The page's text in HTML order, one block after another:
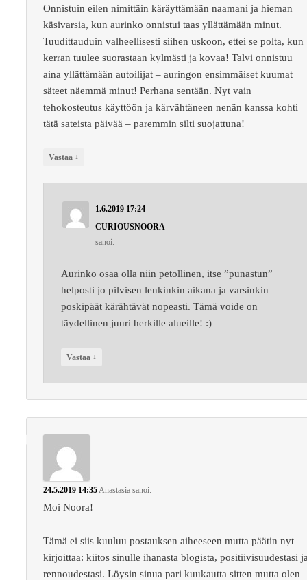
Onnistuin eilen nimittäin käräyttämään naamani ja hieman
käsivarsia, kun aurinko onnistui taas yllättämään minut.
Tuudittauduin valheellisesti siihen uskoon, ettei se polta, kun
kerran tuulee suorastaan kylmästi ja kovaa! Talvi onnistuu
aina yllättämään autoilijat – auringon ensimmäiset kuumat
säteet näemmä minut! Perhana sentään. Nyt vain
tehokosteutus käyttöön ja kärvähtäneen nenän kanssa kohti
tätä sateista päivää – paremmin silti suojattuna!
Vastaa ↓
1.6.2019 17:24
CURIOUSNOORA
sanoi:
Aurinko osaa olla niin petollinen, itse ”punastun”
helposti jo pilvisen lenkinkin aikana ja varsinkin
poskipäät kärähtävät nopeasti. Tämä voide on
täydellinen juuri herkille alueille! :)
Vastaa ↓
24.5.2019 14:35Anastasia sanoi:
Moi Noora!
Tämä ei siis kuuluu postauksen aiheeseen mutta päätin nyt
kirjoittaa: kiitos sinulle ihanasta blogista, positiivisuudestasi
rennoudestasi. Löysin sinua pari kuukautta sitten mutta olen